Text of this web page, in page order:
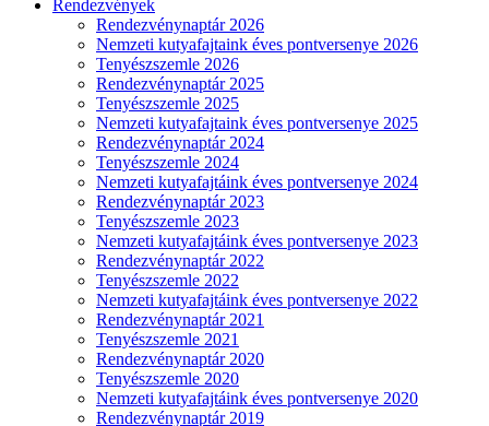
Rendezvények
Rendezvénynaptár 2026
Nemzeti kutyafajtaink éves pontversenye 2026
Tenyészszemle 2026
Rendezvénynaptár 2025
Tenyészszemle 2025
Nemzeti kutyafajtaink éves pontversenye 2025
Rendezvénynaptár 2024
Tenyészszemle 2024
Nemzeti kutyafajtáink éves pontversenye 2024
Rendezvénynaptár 2023
Tenyészszemle 2023
Nemzeti kutyafajtáink éves pontversenye 2023
Rendezvénynaptár 2022
Tenyészszemle 2022
Nemzeti kutyafajtáink éves pontversenye 2022
Rendezvénynaptár 2021
Tenyészszemle 2021
Rendezvénynaptár 2020
Tenyészszemle 2020
Nemzeti kutyafajtáink éves pontversenye 2020
Rendezvénynaptár 2019